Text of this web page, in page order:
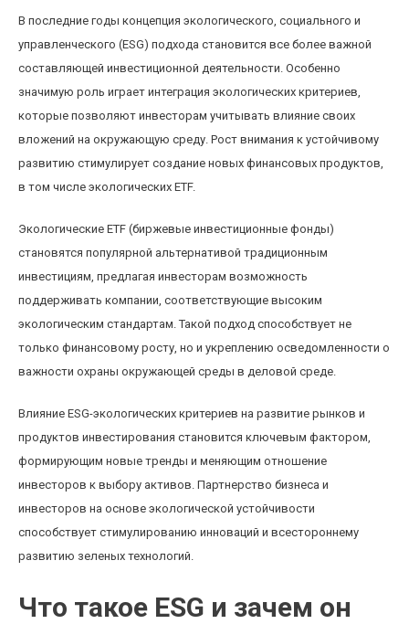
В последние годы концепция экологического, социального и
управленческого (ESG) подхода становится все более важной
составляющей инвестиционной деятельности. Особенно
значимую роль играет интеграция экологических критериев,
которые позволяют инвесторам учитывать влияние своих
вложений на окружающую среду. Рост внимания к устойчивому
развитию стимулирует создание новых финансовых продуктов,
в том числе экологических ETF.
Экологические ETF (биржевые инвестиционные фонды)
становятся популярной альтернативой традиционным
инвестициям, предлагая инвесторам возможность
поддерживать компании, соответствующие высоким
экологическим стандартам. Такой подход способствует не
только финансовому росту, но и укреплению осведомленности о
важности охраны окружающей среды в деловой среде.
Влияние ESG-экологических критериев на развитие рынков и
продуктов инвестирования становится ключевым фактором,
формирующим новые тренды и меняющим отношение
инвесторов к выбору активов. Партнерство бизнеса и
инвесторов на основе экологической устойчивости
способствует стимулированию инноваций и всестороннему
развитию зеленых технологий.
Что такое ESG и зачем он